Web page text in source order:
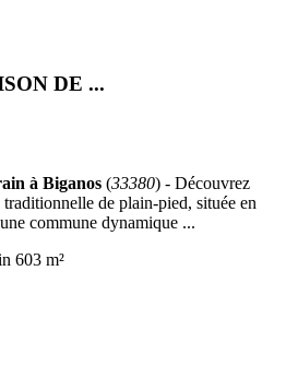
DE ...
à Biganos (33380) - Découvrez
de plain-pied, située en
commune dynamique ...
603 m²